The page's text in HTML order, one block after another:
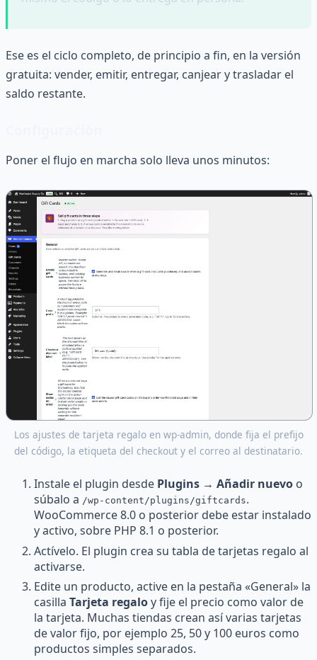
Ese es el ciclo completo, de principio a fin, en la versión
gratuita: vender, emitir, entregar, canjear y trasladar el
saldo restante.
Poner el flujo en marcha solo lleva unos minutos:
Los ajustes de tarjeta regalo en wp-admin, donde fija el prefijo
del código, la etiqueta del checkout y el correo al destinatario.
Instale el plugin desde Plugins → Añadir nuevo o
súbalo a /wp-content/plugins/giftcards.
WooCommerce 8.0 o posterior debe estar instalado
y activo, sobre PHP 8.1 o posterior.
Actívelo. El plugin crea su tabla de tarjetas regalo al
activarse.
Edite un producto, active en la pestaña «General» la
casilla Tarjeta regaloy fije el precio como valor de
la tarjeta. Muchas tiendas crean así varias tarjetas
de valor fijo, por ejemplo 25, 50 y 100 euros como
productos simples separados.